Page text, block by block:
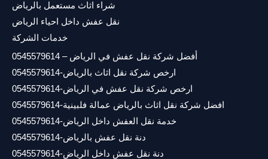
شراء اثاث مستعمل بالرياض
نقل عفش داخل احياء الرياض
خدمات الشركة
أفضل شركة نقل عفش في الرياض – 0545579614
ارخص شركة نقل اثاث بالرياض-0545579614
ارخص شركة نقل عفش في الرياض-0545579614
افضل شركة نقل اثاث بالرياض عمالة فلبينية-0545579614
خدمة نقل العفش داخل الرياض-0545579614
دنة نقل عفش بالرياض-0545579614
دنة نقل عفش داخل الرياض-0545579614